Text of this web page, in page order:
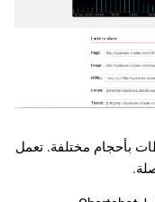
Türkçe
بأحجام مختلفة. تعمل